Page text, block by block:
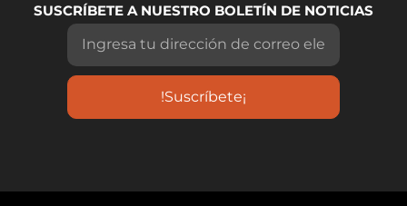
SUSCRÍBETE A NUESTRO BOLETÍN DE NOTICIAS
!Suscríbete¡